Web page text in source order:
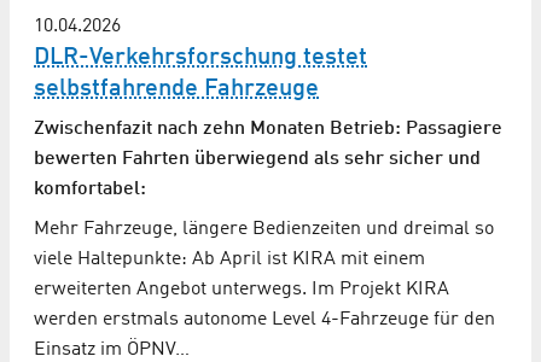
10.04.2026
DLR-Verkehrsforschung testet
selbstfahrende Fahrzeuge
Zwischenfazit nach zehn Monaten Betrieb: Passagiere
bewerten Fahrten überwiegend als sehr sicher und
komfortabel:
Mehr Fahrzeuge, längere Bedienzeiten und dreimal so
viele Haltepunkte: Ab April ist KIRA mit einem
erweiterten Angebot unterwegs. Im Projekt KIRA
werden erstmals autonome Level 4-Fahrzeuge für den
Einsatz im ÖPNV…